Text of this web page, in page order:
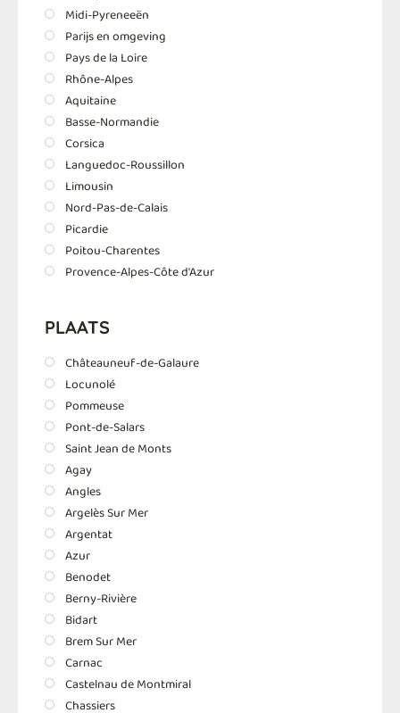
Midi-Pyreneeën
Parijs en omgeving
Pays de la Loire
Rhône-Alpes
Aquitaine
Basse-Normandie
Corsica
Languedoc-Roussillon
Limousin
Nord-Pas-de-Calais
Picardie
Poitou-Charentes
Provence-Alpes-Côte d'Azur
PLAATS
Châteauneuf-de-Galaure
Locunolé
Pommeuse
Pont-de-Salars
Saint Jean de Monts
Agay
Angles
Argelès Sur Mer
Argentat
Azur
Benodet
Berny-Rivière
Bidart
Brem Sur Mer
Carnac
Castelnau de Montmiral
Chassiers